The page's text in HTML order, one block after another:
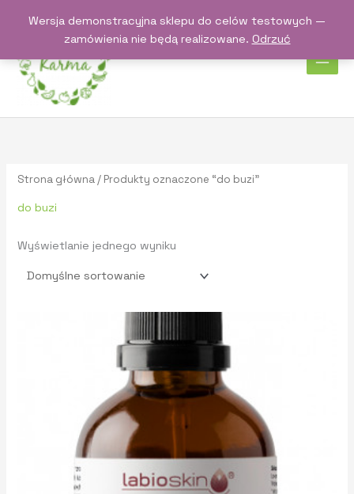
Wersja demonstracyjna sklepu do celów testowych —
zamówienia nie będą realizowane. Odrzuć
Strona główna / Produkty oznaczone “do buzi”
do buzi
Wyświetlanie jednego wyniku